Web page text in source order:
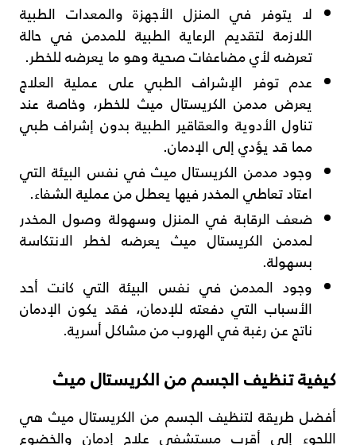
لا يتوفر في المنزل الأجهزة والمعدات الطبية
اللازمة لتقديم الرعاية الطبية للمدمن في حالة
تعرضه لأي مضاعفات صحية وهو ما يعرضه للخطر.
عدم توفر الإشراف الطبي على عملية العلاج
يعرض مدمن الكريستال ميث للخطر، وخاصة عند
تناول الأدوية والعقاقير الطبية بدون إشراف طبي
مما قد يؤدي إلى الإدمان.
وجود مدمن الكريستال ميث في نفس البيئة التي
اعتاد تعاطي المخدر فيها يعطل من عملية الشفاء.
ضعف الرقابة في المنزل وسهولة وصول المخدر
لمدمن الكريستال ميث يعرضه لخطر الانتكاسة
بسهولة.
وجود المدمن في نفس البيئة التي كانت أحد
الأسباب التي دفعته للإدمان، فقد يكون الإدمان
ناتج عن رغبة في الهروب من مشاكل أسرية.
كيفية تنظيف الجسم من الكريستال ميث
أفضل طريقة لتنظيف الجسم من الكريستال ميث هي
اللجوء إلى أقرب مستشفى علاج إدمان والخضوع